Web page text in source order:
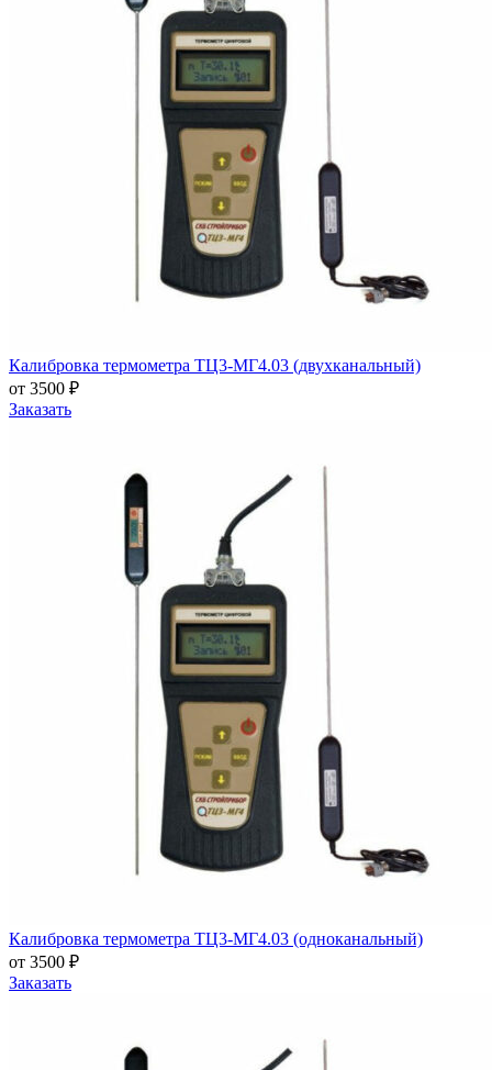
Калибровка термометра ТЦ3-МГ4.03 (двухканальный)
от 3500 ₽
Заказать
Калибровка термометра ТЦ3-МГ4.03 (одноканальный)
от 3500 ₽
Заказать